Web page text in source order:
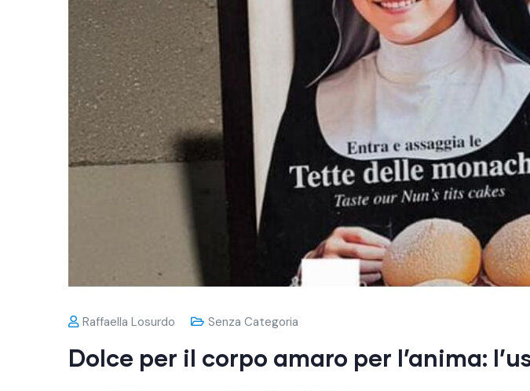
Raffaella Losurdo Senza Categoria
Dolce per il corpo amaro per l’anima: